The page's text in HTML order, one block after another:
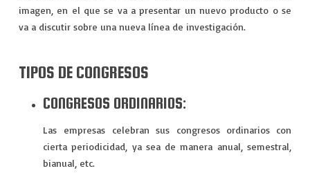
imagen, en el que se va a presentar un nuevo producto o se
va a discutir sobre una nueva línea de investigación.
TIPOS DE CONGRESOS
CONGRESOS ORDINARIOS:
Las empresas celebran sus congresos ordinarios con
cierta periodicidad, ya sea de manera anual, semestral,
bianual, etc.